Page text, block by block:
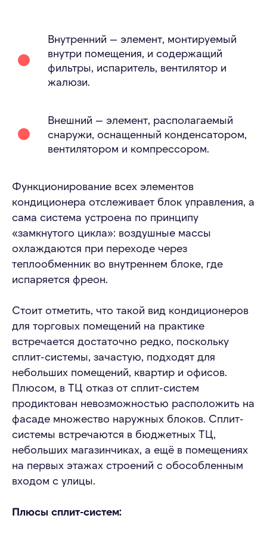
Внутренний — элемент, монтируемый
внутри помещения, и содержащий
фильтры, испаритель, вентилятор и
жалюзи.
Внешний — элемент, располагаемый
снаружи, оснащенный конденсатором,
вентилятором и компрессором.
Функционирование всех элементов
кондиционера отслеживает блок управления, а
сама система устроена по принципу
«замкнутого цикла»: воздушные массы
охлаждаются при переходе через
теплообменник во внутреннем блоке, где
испаряется фреон.
Стоит отметить, что такой вид кондиционеров
для торговых помещений на практике
встречается достаточно редко, поскольку
сплит-системы, зачастую, подходят для
небольших помещений, квартир и офисов.
Плюсом, в ТЦ отказ от сплит-систем
продиктован невозможностью расположить на
фасаде множество наружных блоков. Сплит-
системы встречаются в бюджетных ТЦ,
небольших магазинчиках, а ещё в помещениях
на первых этажах строений с обособленным
входом с улицы.
Плюсы сплит-систем: